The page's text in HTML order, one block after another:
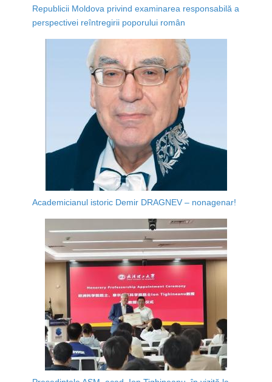
Republicii Moldova privind examinarea responsabilă a
perspectivei reîntregirii poporului român
Academicianul istoric Demir DRAGNEV – nonagenar!